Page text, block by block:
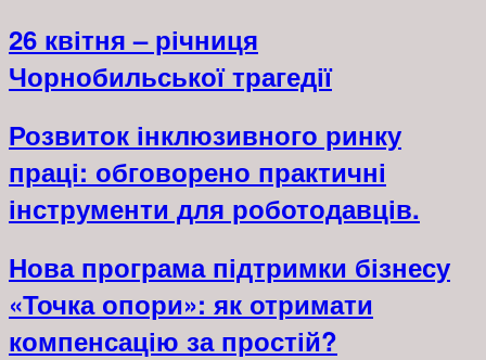
26 квітня – річниця
Чорнобильської трагедії
Розвиток інклюзивного ринку
праці: обговорено практичні
інструменти для роботодавців.
Нова програма підтримки бізнесу
«Точка опори»: як отримати
компенсацію за простій?